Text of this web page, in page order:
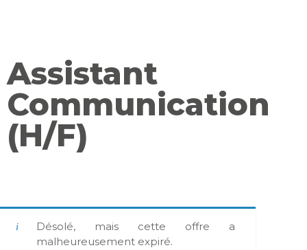
Assistant
Communication
(H/F)
Désolé, mais cette offre a
malheureusement expiré.